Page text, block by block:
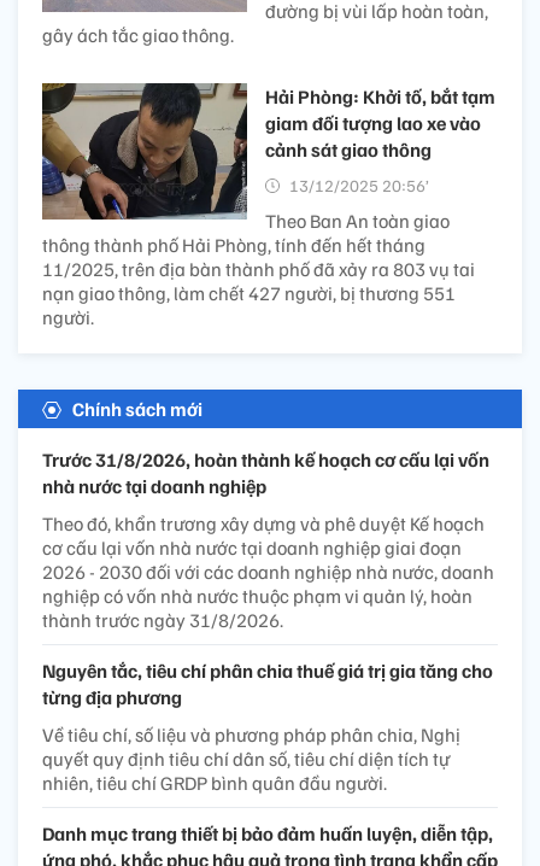
đường bị vùi lấp hoàn toàn,
gây ách tắc giao thông.
Hải Phòng: Khởi tố, bắt tạm
giam đối tượng lao xe vào
cảnh sát giao thông
13/12/2025 20:56’
Theo Ban An toàn giao
thông thành phố Hải Phòng, tính đến hết tháng
11/2025, trên địa bàn thành phố đã xảy ra 803 vụ tai
nạn giao thông, làm chết 427 người, bị thương 551
người.
Chính sách mới
Trước 31/8/2026, hoàn thành kế hoạch cơ cấu lại vốn
nhà nước tại doanh nghiệp
Theo đó, khẩn trương xây dựng và phê duyệt Kế hoạch
cơ cấu lại vốn nhà nước tại doanh nghiệp giai đoạn
2026 - 2030 đối với các doanh nghiệp nhà nước, doanh
nghiệp có vốn nhà nước thuộc phạm vi quản lý, hoàn
thành trước ngày 31/8/2026.
Nguyên tắc, tiêu chí phân chia thuế giá trị gia tăng cho
từng địa phương
Về tiêu chí, số liệu và phương pháp phân chia, Nghị
quyết quy định tiêu chí dân số, tiêu chí diện tích tự
nhiên, tiêu chí GRDP bình quân đầu người.
Danh mục trang thiết bị bảo đảm huấn luyện, diễn tập,
ứng phó, khắc phục hậu quả trong tình trạng khẩn cấp